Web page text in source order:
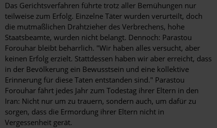
Das Gerichtsverfahren führte trotz aller Bemühungen nur
teilweise zum Erfolg. Einzelne Täter wurden verurteilt, doch
die mutmaßlichen Drahtzieher des Verbrechens, hohe
Staatsbeamte, wurden nicht belangt. Dennoch: Parastou
Forouhar bleibt beharrlich. "Wir haben alles versucht, aber
keinen Erfolg erzielt. Stattdessen haben wir aber erreicht, dass
in der Bevölkerung ein Bewusstsein und eine kollektive
Erinnerung für diese Taten entstanden sind." Parastou
Forouhar fährt jedes Jahr zum Todestag ihrer Eltern in den
Iran: Nicht nur um zu trauern, sondern auch, um dafür zu
sorgen, dass die Ermordung ihrer Eltern nicht in
Vergessenheit gerät.